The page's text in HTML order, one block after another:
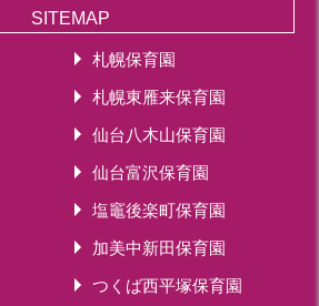
SITEMAP
札幌保育園
札幌東雁来保育園
仙台八木山保育園
仙台富沢保育園
塩竈後楽町保育園
加美中新田保育園
つくば西平塚保育園